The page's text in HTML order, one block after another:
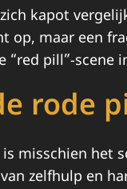
kapot
op, maar een
“red pill”-scene
rode
misschien
zelfhulp en